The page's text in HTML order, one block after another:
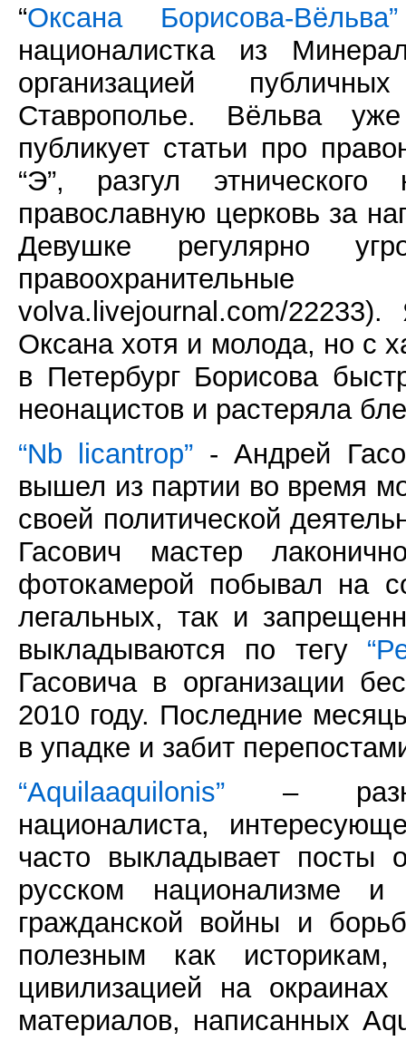
“Оксана Борисова-Вёльва”
националистка из
организацией
Ставрополье. Вёльва
публикует статьи про
“Э”, разгул
православную церковь за
Девушке регулярно
volva.livejournal.com/
Оксана хотя и молода, но с
в Петербург Борисова
неонацистов и растеряла
“Nb licantrop” - Андрей
вышел из партии во время
своей политической
Гасович мастер
фотокамерой побывал на
легальных, так и
выкладываются по тегу
Гасовича в организации
2010 году. Последние
в упадке и забит
“Aquilaaquilonis” –
националиста,
часто выкладывает посты
русском национализме
гражданской войны и
полезным как
цивилизацией на
материалов, написанных